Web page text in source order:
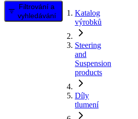
Filtrování a
vyhledávání
Katalog
výrobků
Steering
and
Suspension
products
Díly
tlumení